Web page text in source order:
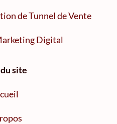
de Tunnel de Vente
Digital
site